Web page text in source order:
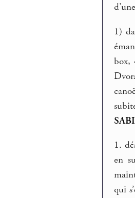
1)
box,
1.
en
qui